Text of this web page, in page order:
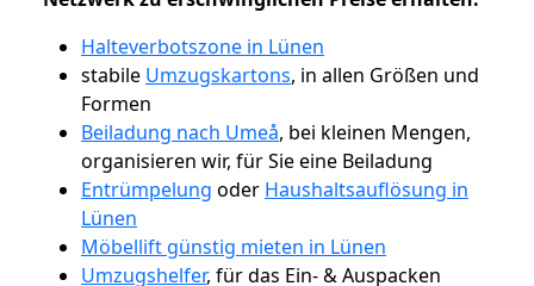
Halteverbotszone in Lünen
stabile Umzugskartons, in allen Größen und
Formen
Beiladung nach Umeå, bei kleinen Mengen,
organisieren wir, für Sie eine Beiladung
Entrümpelung oder Haushaltsauflösung in
Lünen
Möbellift günstig mieten in Lünen
Umzugshelfer, für das Ein- & Auspacken